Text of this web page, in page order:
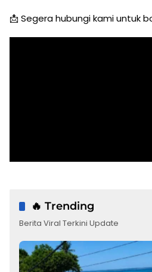
📩 Segera hubungi kami untuk
🔥 Trending
Berita Viral Terkini Update